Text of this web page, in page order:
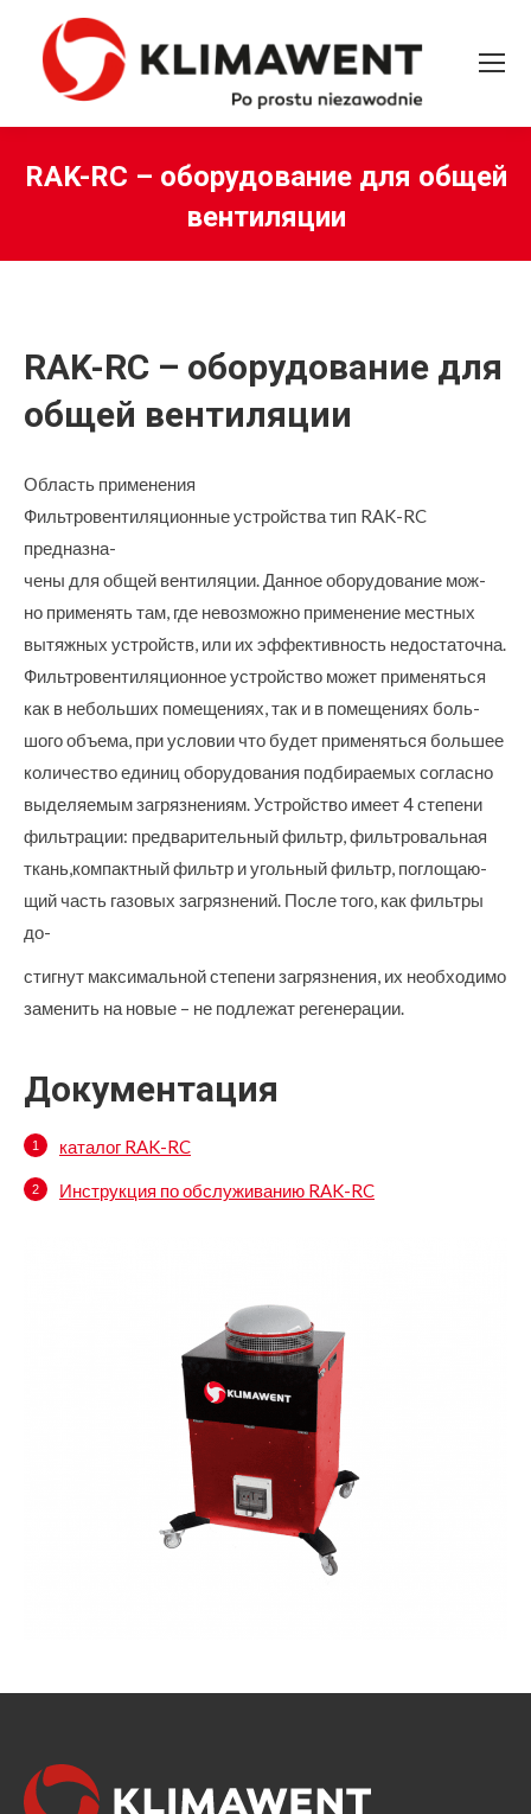
RAK-RC – оборудование для общей
вентиляции
RAK-RC – оборудование для
общей вентиляции
Область применения
Фильтровентиляционные устройства тип RAK-RC
предназна-
чены для общей вентиляции. Данное оборудование мож-
но применять там, где невозможно применение местных
вытяжных устройств, или их эффективность недостаточна.
Фильтровентиляционное устройство может применяться
как в небольших помещениях, так и в помещениях боль-
шого объема, при условии что будет применяться большее
количество единиц оборудования подбираемых согласно
выделяемым загрязнениям. Устройство имеет 4 степени
фильтрации: предварительный фильтр, фильтровальная
ткань,компактный фильтр и угольный фильтр, поглощаю-
щий часть газовых загрязнений. После того, как фильтры
до-
стигнут максимальной степени загрязнения, их необходимо
заменить на новые – не подлежат регенерации.
Документация
каталог RAK-RC
Инструкция по обслуживанию RAK-RC